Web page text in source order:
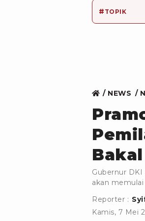
# TOPIK
NEWS
Gubernur
akan
Reporter :
Kamis, 7 Mei